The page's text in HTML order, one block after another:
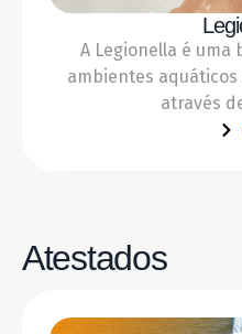
A Legionella é
ambientes
através
Atestados